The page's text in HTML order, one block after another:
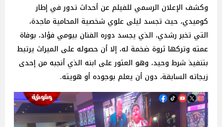
وكشف الإعلان الرسمي للفيلم عن أحداث تدور في إطار
كوميدي، حيث تجسد ليلى علوي شخصية المحامية ماجدة،
التي تخبر رشدي، الذي يجسد دوره الفنان بيومي فؤاد، بوفاة
عمته وتركها ثروة ضخمة له، إلا أن حصوله على الميراث يرتبط
بتنفيذ شرط وحيد، وهو العثور على ابنه الذي أنجبه من إحدى
زيجاته السابقة، دون أن يعلم بوجوده أو هويته.